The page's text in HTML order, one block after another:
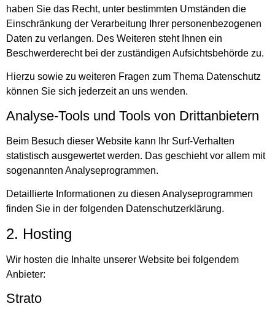
haben Sie das Recht, unter bestimmten Umständen die
Einschränkung der Verarbeitung Ihrer personenbezogenen
Daten zu verlangen. Des Weiteren steht Ihnen ein
Beschwerderecht bei der zuständigen Aufsichtsbehörde zu.
Hierzu sowie zu weiteren Fragen zum Thema Datenschutz
können Sie sich jederzeit an uns wenden.
Analyse-Tools und Tools von Dritt­anbietern
Beim Besuch dieser Website kann Ihr Surf-Verhalten
statistisch ausgewertet werden. Das geschieht vor allem mit
sogenannten Analyseprogrammen.
Detaillierte Informationen zu diesen Analyseprogrammen
finden Sie in der folgenden Datenschutzerklärung.
2. Hosting
Wir hosten die Inhalte unserer Website bei folgendem
Anbieter:
Strato